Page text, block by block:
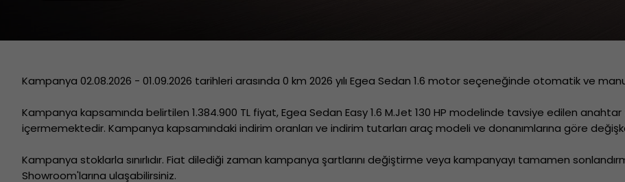
Kampanya 02.08.2026 - 01.09.2026 tarihleri arasında 0 km 2026 yılı Egea Sedan 1.6 motor seçeneğinde otomatik ve
Kampanya kapsamında belirtilen 1.384.900 TL fiyat, Egea Sedan Easy 1.6 M.Jet 130 HP modelinde tavsiye edilen
içermemektedir. Kampanya kapsamındaki indirim oranları ve indirim tutarları araç modeli ve donanımlarına göre
Kampanya stoklarla sınırlıdır. Fiat dilediği zaman kampanya şartlarını değiştirme veya kampanyayı tamamen
Showroom'larına ulaşabilirsiniz.